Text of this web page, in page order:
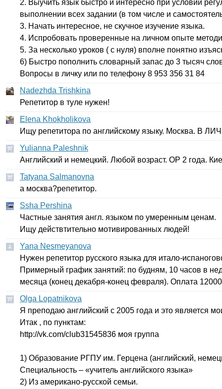
2. Выучить язык быстро и интересно при условии
выполнении всех задании (в том числе и
3. Начать интересное, не скучное изучение языка.
4. Испробовать проверенные на личном опыте
5. За несколько уроков ( с нуля) вполне понятно
6) Быстро пополнить словарный запас до 3 тысяч
Вопросы в личку или по телефону 8 953 356 31 84
Nadezhda Trishkina
Репетитор в туле нужен!
Elena Khokholikova
Ищу репетитора по английскому языку. Москва. В
Yulianna Paleshnik
Английский и немецкий. Любой возраст. ОР 2 года.
Tatyana Salmanovna
а москва?репетитор.
Ssha Pershina
Частные занятия англ. языком по умеренным ценам.
Ищу действтительно мотивированных людей!
Yana Nesmeyanova
Нужен репетитор русского языка для итало-
Примерный график занятий: по будням, 10 часов в
месяца (конец декабря-конец февраля). Оплата
Olga Lopatnikova
Я преподаю английский с 2005 года и это является
Итак , по пунктам:
http://vk.com/club31545836 моя группа
1) Образование РГПУ им. Герцена (английский,
Специальность – «учитель английского языка»
2) Из американо-русской семьи.